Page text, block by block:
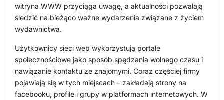
witryna WWW przyciąga uwagę, a aktualności pozwalają
śledzić na bieżąco ważne wydarzenia związane z życiem
wydawnictwa.
Użytkownicy sieci web wykorzystują portale
społecznościowe jako sposób spędzania wolnego czasu i
nawiązanie kontaktu ze znajomymi. Coraz częściej firmy
pojawiają się w tych miejscach – zakładają strony na
facebooku, profile i grupy w platformach internetowych. W